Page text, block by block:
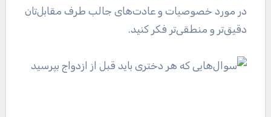
در مورد خصوصیات و عادت‌های جالب طرف مقابل‌تان
دقیق‌تر و منطقی‌تر فکر کنید.